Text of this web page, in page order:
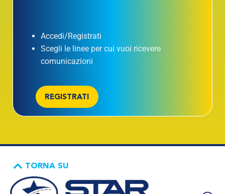
Accedi/Registrati
Scegli le linee per cui vuoi ricevere
comunicazioni
REGISTRATI
TORNA SU